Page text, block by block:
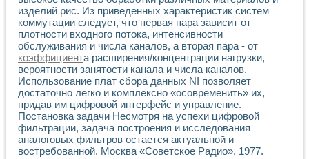
Учебные заведения
Бизнес
Контакты
изделий рис. Из приведенных характеристик систем
коммутации следует, что первая пара зависит от
плотности входного потока, интенсивности
обслуживания и числа каналов, а вторая пара - от
коэффициента расширения/концентрации нагрузки,
вероятности занятости канала и числа каналов.
Использование плат сбора данных NI позволяет
достаточно легко и комплексно «осовременить» их,
придав им цифровой интерфейс и управление.
Постановка задачи Несмотря на успехи цифровой
фильтрации, задача построения и исследования
аналоговых фильтров остается актуальной и
востребованной. Москва «Советское Радио», 1977.